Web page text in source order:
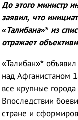
До этого министр
заявил, что
«Талибана»* из
отражает
«Талибан»*
над Афганистаном
все крупные
Впоследствии
стране и